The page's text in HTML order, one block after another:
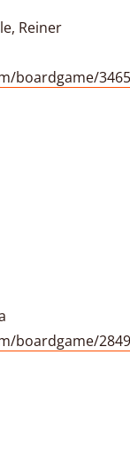
Reiner
boardgame/
boardgame/